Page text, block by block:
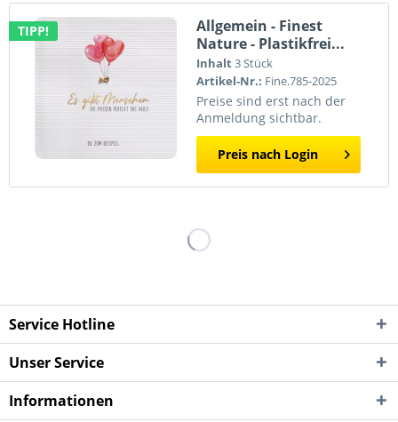
TIPP!
Allgemein - Finest
Nature - Plastikfrei...
Inhalt3 Stück
Artikel-Nr.: Fine.785-2025
Preise sind erst nach der
Anmeldung sichtbar.
Preis nach Login
Service Hotline
Unser Service
Informationen